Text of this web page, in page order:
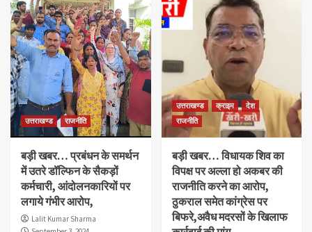
उत्तराखण्ड राजनीति
बड़ी खबर… प्रबंधन के समर्थन
में उतरे डॉल्फिन के सैकड़ों
कर्मचारी, आंदोलनकारियों पर
लगाये गंभीर आरोप,
Lalit Kumar Sharma
उत्तराखण्ड क्राइम
देश
राजनीति
बड़ी खबर… विधायक शिव का
विपक्ष पर अल्ला हो अकबर की
राजनीति करने का आरोप,
ठुकराल समेत कांग्रेस पर
बिफरे,अवैध मदरसों के खिलाफ